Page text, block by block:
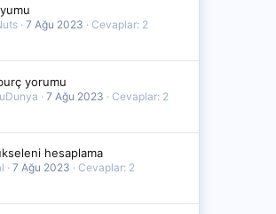
7 Ağu 2023
Cevaplar: 2
yorumu
7 Ağu 2023
Cevaplar: 2
hesaplama
7 Ağu 2023
Cevaplar: 2